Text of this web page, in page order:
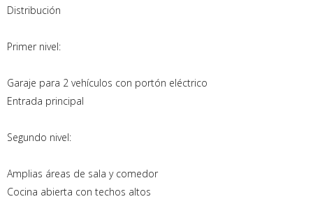
Distribución
Primer nivel:
Garaje para 2 vehículos con portón eléctrico
Entrada principal
Segundo nivel:
Amplias áreas de sala y comedor
Cocina abierta con techos altos